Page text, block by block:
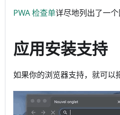
PWA 检查单详尽地列出了一个
应用安装支持
如果你的浏览器支持，就可以